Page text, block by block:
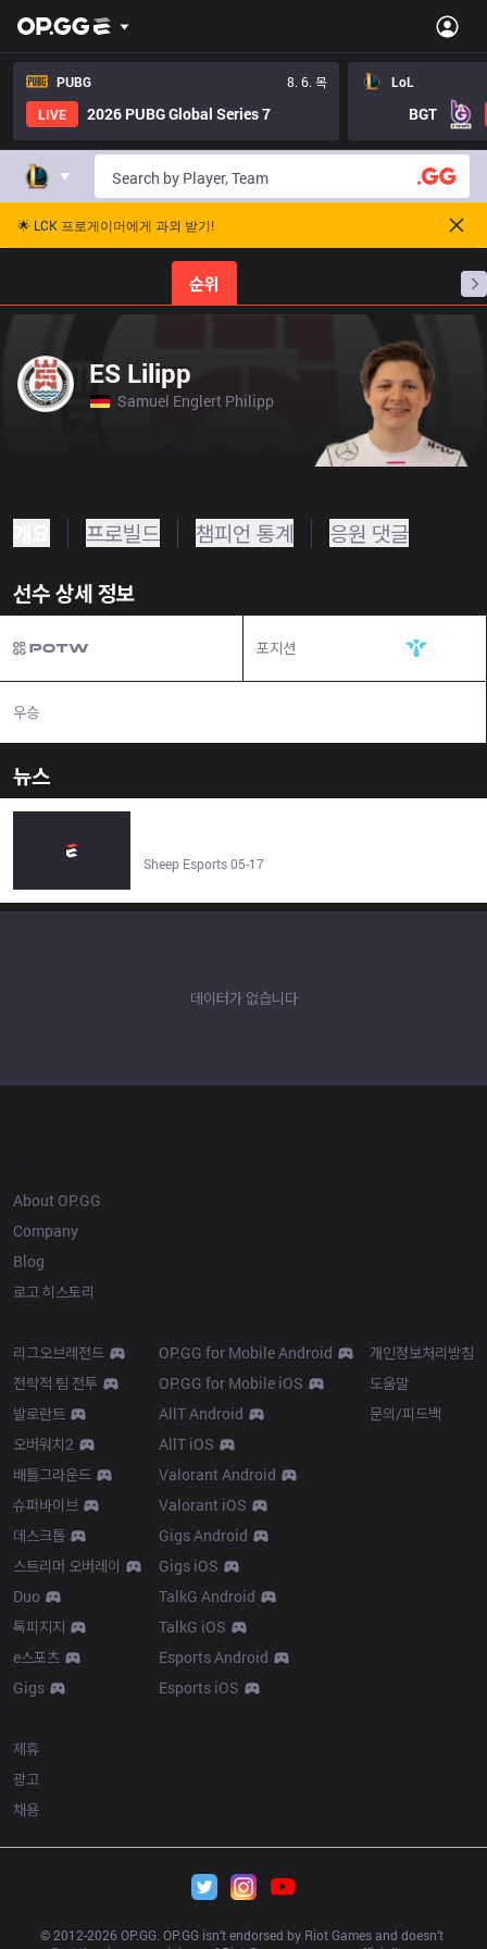
PUBG
8. 6. 목
LIVE
2026 PUBG Global Series 7
LoL
BGT
🌟 LCK 프로게이머에게 과외 받기!
순위 프로빌
ES Lilipp
Samuel Englert Philipp
프로빌드 챔피언 통계 응원 댓글
선수 상세 정보
포지션
우승
뉴스
Sheep Esports 05-17
데이터가 없습니다
About OP.GG
Company
Blog
로고 히스토리
리그오브레전드
전략적 팀 전투
발로란트
오버워치2
배틀그라운드
슈퍼바이브
데스크톱
스트리머 오버레이
Duo
톡피지지
e스포츠
Gigs
OP.GG for Mobile Android
OP.GG for Mobile iOS
AllT Android
AllT iOS
Valorant Android
Valorant iOS
Gigs Android
Gigs iOS
TalkG Android
TalkG iOS
Esports Android
Esports iOS
개인정보처리방침
도움말
문의/피드백
제휴
광고
채용
© 2012-2026 OP.GG. OP.GG isn’t endorsed by Riot Games and doesn’t